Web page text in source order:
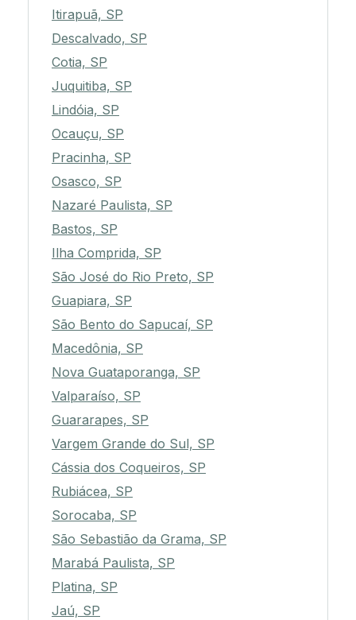
Itirapuã, SP
Descalvado, SP
Cotia, SP
Juquitiba, SP
Lindóia, SP
Ocauçu, SP
Pracinha, SP
Osasco, SP
Nazaré Paulista, SP
Bastos, SP
Ilha Comprida, SP
São José do Rio Preto, SP
Guapiara, SP
São Bento do Sapucaí, SP
Macedônia, SP
Nova Guataporanga, SP
Valparaíso, SP
Guararapes, SP
Vargem Grande do Sul, SP
Cássia dos Coqueiros, SP
Rubiácea, SP
Sorocaba, SP
São Sebastião da Grama, SP
Marabá Paulista, SP
Platina, SP
Jaú, SP